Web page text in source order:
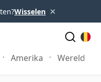
Wisselen ×
Amerika Wereld